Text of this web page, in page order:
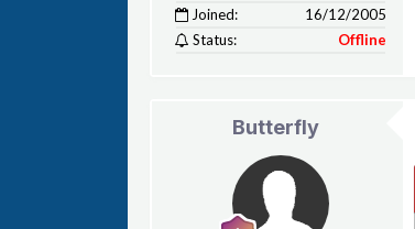
Joined:
16/12/2005
Status:
Offline
Butterfly